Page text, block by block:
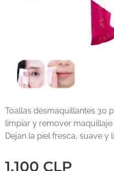
Toallas desmaquillantes 30
limpiar y remover
Dejan la piel fresca, suave y
1.100 CLP